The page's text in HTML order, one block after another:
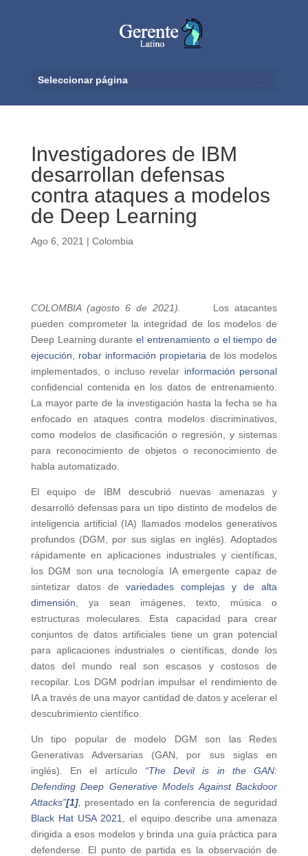
Seleccionar página
Investigadores de IBM
desarrollan defensas
contra ataques a modelos
de Deep Learning
Ago 6, 2021 | Colombia
COLOMBIA (agosto 6 de 2021). Los atacantes
pueden comprometer la integridad de los modelos de
Deep Learning duranteel entrenamiento o el tiempo de
ejecución
robar información propietaria de los modelos
implementados, o incluso revelar información personal
confidencial contenida en los datos de entrenamiento.
La mayor parte de la investigación hasta la fecha se ha
enfocado en ataques contra modelos discriminativos,
como modelos de clasificación o regresión, y sistemas
para reconocimiento de objetos o reconocimiento de
habla automatizado.
El equipo de IBM descubrió nuevas amenazas y
desarrolló defensas para un tipo distinto de modelos de
inteligencia artificial (IA) llamados modelos generativos
profundos (DGM, por sus siglas en inglés). Adoptados
rápidamente en aplicaciones industriales y científicas,
los DGM son una tecnología IA emergente capaz de
sintetizar datos de variedades complejas y de alta
dimensión , ya sean imágenes, texto, música o
estructuras moleculares. Esta capacidad para crear
conjuntos de datos artificiales tiene un gran potencial
para aplicaciones industriales o científicas, donde los
datos del mundo real son escasos y costosos de
recopilar. Los DGM podrían impulsar el rendimiento de
IA a través de una mayor cantidad de datos y acelerar el
descubrimiento científico.
Un tipo popular de modelo DGM son las Redes
Generativas Adversarias (GAN, por sus siglas en
inglés). En el artículo “The Devil is in the GAN:
Defending Deep Generative Models Against Backdoor
Attacks”[1],
presentado en la conferencia de seguridad
Black Hat USA 2021
, el equipo describe una amenaza
dirigida a esos modelos y brinda una guía práctica para
defenderse. El punto de partida es la observación de